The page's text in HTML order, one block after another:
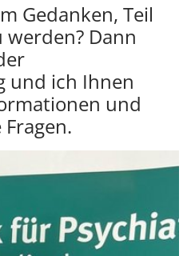
Gedanken, Teil
werden? Dann
und ich Ihnen
und